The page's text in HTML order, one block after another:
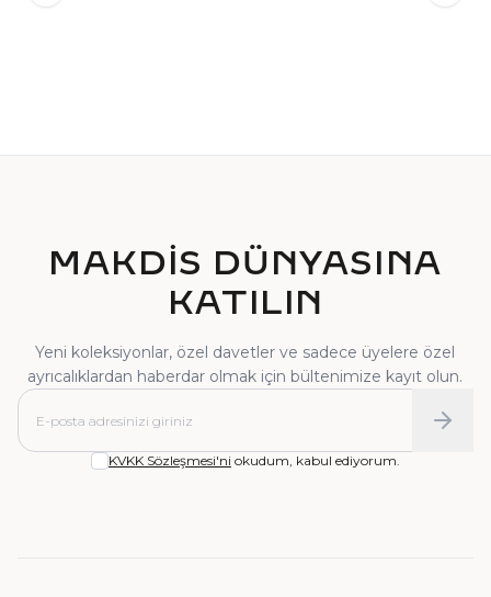
MAKDİS DÜNYASINA
KATILIN
Yeni koleksiyonlar, özel davetler ve sadece üyelere özel
ayrıcalıklardan haberdar olmak için bültenimize kayıt olun.
KVKK Sözleşmesi'ni okudum, kabul ediyorum.